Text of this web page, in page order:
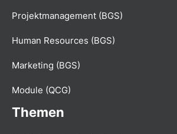
Projektmanagement (BGS)
Human Resources (BGS)
Marketing (BGS)
Module (QCG)
Themen